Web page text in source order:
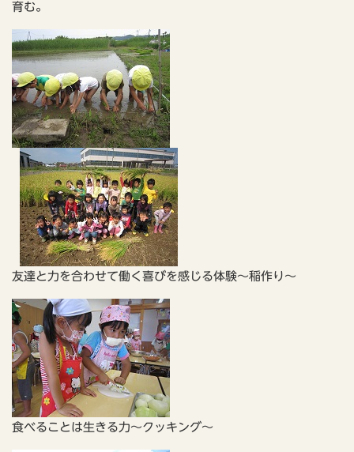
育む。
友達と力を合わせて働く喜びを感じる体験～稲作り～
食べることは生きる力～クッキング～